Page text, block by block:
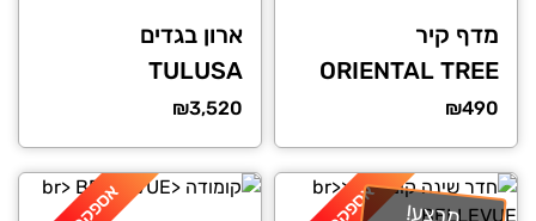
מדף קיר
ORIENTAL TREE
₪490
ארון בגדים
TULUSA
₪3,520